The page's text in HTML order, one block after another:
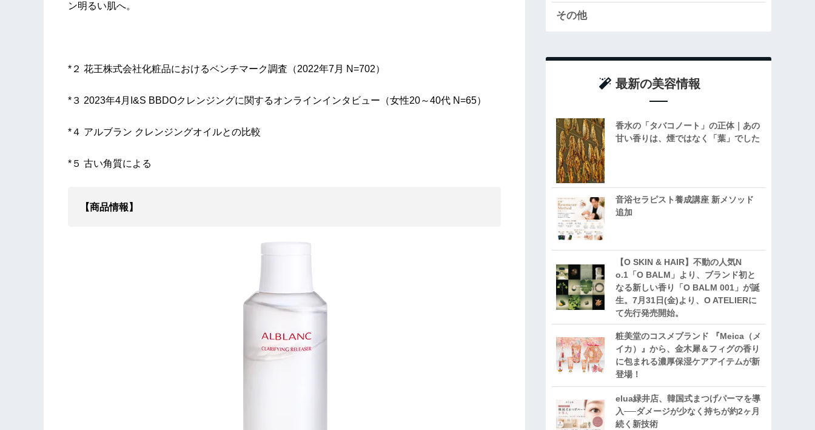
ン明るい肌へ。
*２ 花王株式会社化粧品におけるベンチマーク調査（2022年7月 N=702）
*３ 2023年4月I&S BBDOクレンジングに関するオンラインインタビュー（女性20～40代 N=65）
*４ アルブラン クレンジングオイルとの比較
*５ 古い角質による
【商品情報】
その他
最新の美容情報
香水の「タバコノート」の正体｜あの
甘い香りは、煙ではなく「葉」でした
音浴セラピスト養成講座 新メソッド
追加
【O SKIN & HAIR】不動の人気N
o.1「O BALM」より、ブランド初と
なる新しい香り「O BALM 001」が誕
生。7月31日(金)より、O ATELIERに
て先行発売開始。
粧美堂のコスメブランド 『Meica（メ
イカ）』から、金木犀＆フィグの香り
に包まれる濃厚保湿ケアアイテムが新
登場！
elua緑井店、韓国式まつげパーマを導
入──ダメージが少なく持ちが約2ヶ月
続く新技術